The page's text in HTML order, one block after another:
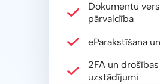
Dokumentu
pārvaldība
eParakstīšana
2FA un drošības
uzstādījumi